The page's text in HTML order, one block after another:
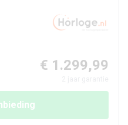
€ 1.299,99